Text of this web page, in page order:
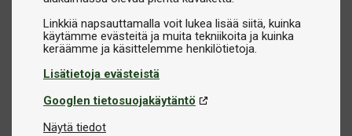
Linkkiä napsauttamalla voit lukea lisää siitä, kuinka
käytämme evästeitä ja muita tekniikoita ja kuinka
Lisätietoja evästeistä
Googlen tietosuojakäytäntö
Näytä tiedot